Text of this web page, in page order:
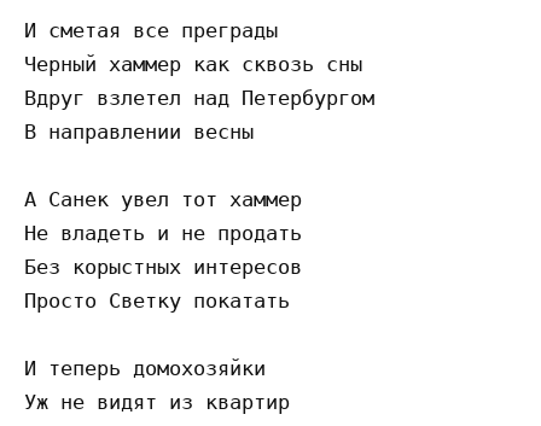
И сметая все преграды
Черный хаммер как сквозь сны
Вдруг взлетел над Петербургом
В направлении весны
А Санек увел тот хаммер
Не владеть и не продать
Без корыстных интересов
Просто Светку покатать
И теперь домохозяйки
Уж не видят из квартир